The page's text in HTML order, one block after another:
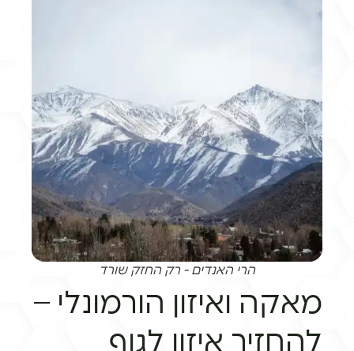
הרי האנדים - רק החזק שורד
מאקה ואיזון הורמונלי –
להחזיר איזון לגוף